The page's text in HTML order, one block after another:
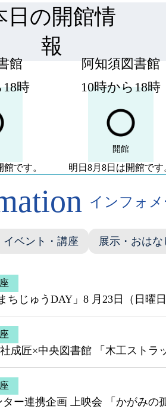
日の開館情
報
館
18時
です。
阿知須図書館
10時から18時
開館
明日8月8日は開館です
インフォ
イベント・講座 展示・おは
じゅうDAY」8 月23日（日曜日
成匠×中央図書館 「木工ストラ
ー連携企画 上映会 「かがみの